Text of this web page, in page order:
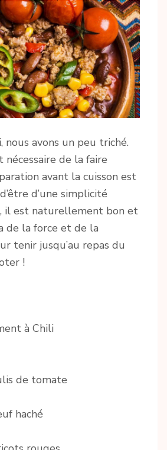
nous avons un peu triché.
nécessaire de la faire
avant la cuisson est
d’une simplicité
il est naturellement bon et
de la force et de la
tenir jusqu’au repas du
!
à Chili
de tomate
haché